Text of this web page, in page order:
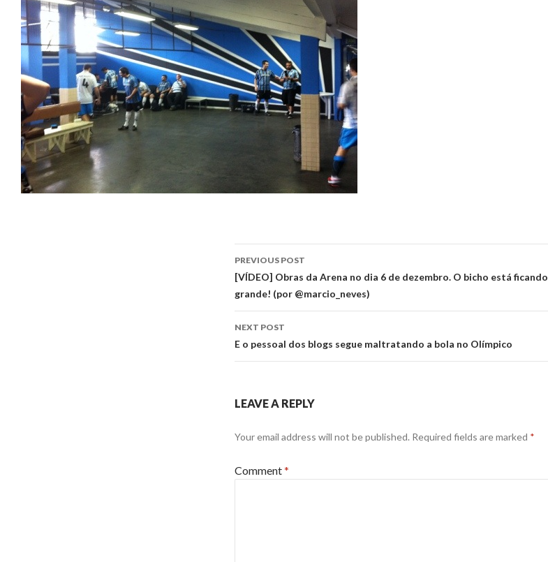
Post
navigation
PREVIOUS POST
[VÍDEO] Obras da Arena no dia 6 de dezembro. O bicho está ficando
grande! (por @marcio_neves)
NEXT POST
E o pessoal dos blogs segue maltratando a bola no Olímpico
LEAVE A REPLY
Your email address will not be published. Required fields are marked *
Comment*